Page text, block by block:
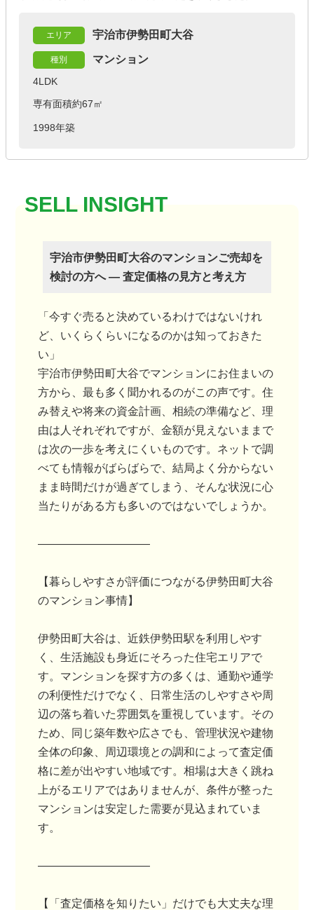
エリア 宇治市伊勢田町大谷
種別 マンション
4LDK
専有面積約67㎡
1998年築
宇治市伊勢田町大谷のマンションご売却を
検討の方へ ― 査定価格の見方と考え方
「今すぐ売ると決めているわけではないけれ
ど、いくらくらいになるのかは知っておきた
い」
宇治市伊勢田町大谷でマンションにお住まいの
方から、最も多く聞かれるのがこの声です。住
み替えや将来の資金計画、相続の準備など、理
由は人それぞれですが、金額が見えないままで
は次の一歩を考えにくいものです。ネットで調
べても情報がばらばらで、結局よく分からない
まま時間だけが過ぎてしまう、そんな状況に心
当たりがある方も多いのではないでしょうか。
――――――――――
【暮らしやすさが評価につながる伊勢田町大谷
のマンション事情】
伊勢田町大谷は、近鉄伊勢田駅を利用しやす
く、生活施設も身近にそろった住宅エリアで
す。マンションを探す方の多くは、通勤や通学
の利便性だけでなく、日常生活のしやすさや周
辺の落ち着いた雰囲気を重視しています。その
ため、同じ築年数や広さでも、管理状況や建物
全体の印象、周辺環境との調和によって査定価
格に差が出やすい地域です。相場は大きく跳ね
上がるエリアではありませんが、条件が整った
マンションは安定した需要が見込まれていま
す。
――――――――――
【「査定価格を知りたい」だけでも大丈夫な理